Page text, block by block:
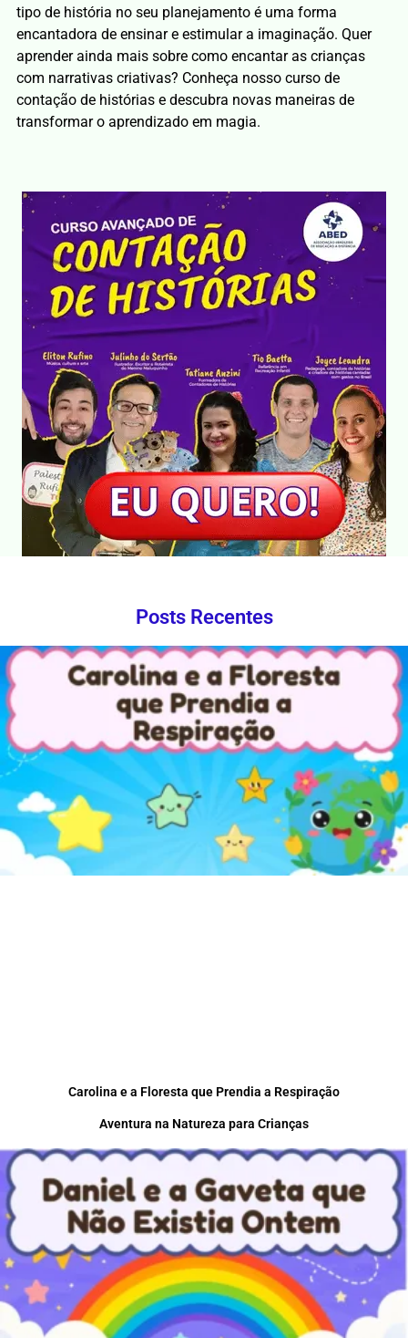
tipo de história no seu planejamento é uma forma
encantadora de ensinar e estimular a imaginação. Quer
aprender ainda mais sobre como encantar as crianças
com narrativas criativas? Conheça nosso curso de
contação de histórias e descubra novas maneiras de
transformar o aprendizado em magia.
Posts Recentes
Carolina e a Floresta que Prendia a Respiração
Aventura na Natureza para Crianças